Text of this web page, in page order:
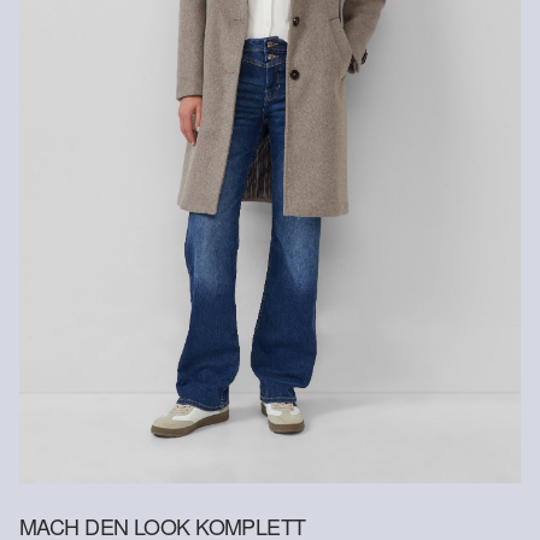
Normalwaschgang 30°
Rückerstattungsbetrag abgezogen.
Gastkunden können ihre Artikel innerhalb von 14 Tagen nach
Erhalt der Ware an uns zurückschicken. Fashion Card und VIP
Kunden haben nach Erhalt der Ware 30 Tage Zeit, um ihre Artikel
an uns zurückzusenden.
Weitere Informationen sind unserer „Hilfe & FAQ
Deine Retoure kannst du HIER online anmelden.
MACH DEN LOOK KOMPLETT